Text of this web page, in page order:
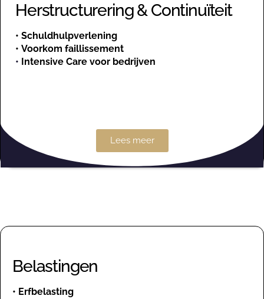
Herstructurering & Continuïteit
• Schuldhulpverlening
• Voorkom faillissement
• Intensive Care voor bedrijven
Lees meer
Belastingen
• Erfbelasting